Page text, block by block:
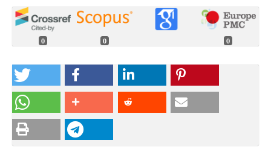
0 0 0